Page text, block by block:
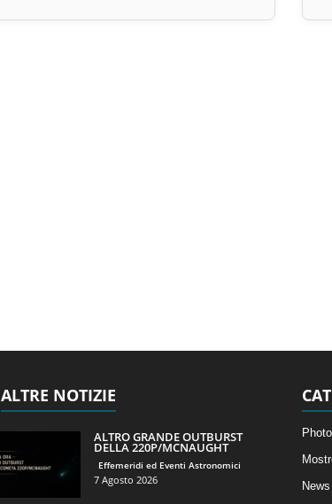
ALTRE NOTIZIE
ALTRO GRANDE OUTBURST
DELLA 220P/MCNAUGHT
Effemeridi ed Eventi Astronomici
7 Agosto 2026